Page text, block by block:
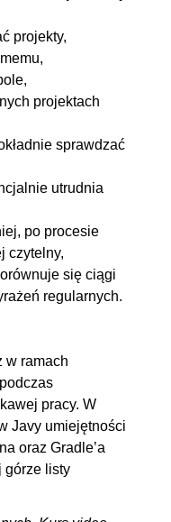
OGLĄDAJ »
00:02:14
projekty,
projektach
sprawdzać
utrudnia
po procesie
czytelny,
się ciągi
regularnych.
w ramach
pracy. W
Javy umiejętności
oraz Gradle’a
górze listy